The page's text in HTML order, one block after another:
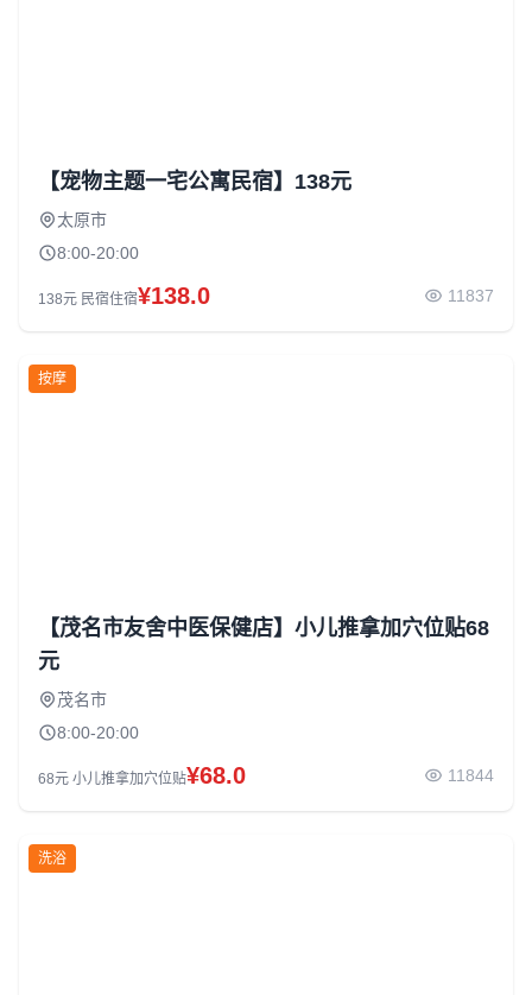
【宠物主题一宅公寓民宿】138元
太原市
8:00-20:00
138元 民宿住宿¥138.0 11837
按摩
【茂名市友舍中医保健店】小儿推拿加穴位贴68
元
茂名市
8:00-20:00
68元 小儿推拿加穴位贴¥68.0 11844
洗浴